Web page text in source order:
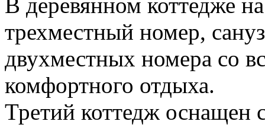
В деревянном коттедже
трехместный номер,
двухместных номера со
комфортного отдыха.
Третий коттедж оснащен